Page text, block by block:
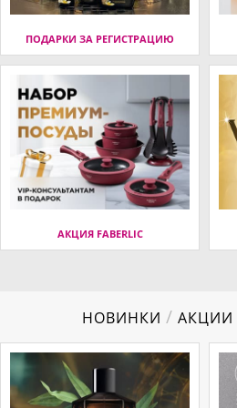
ПОДАРКИ ЗА РЕГИСТРАЦИЮ
АКЦИЯ FABERLIC
НОВИНКИ / АКЦИИ